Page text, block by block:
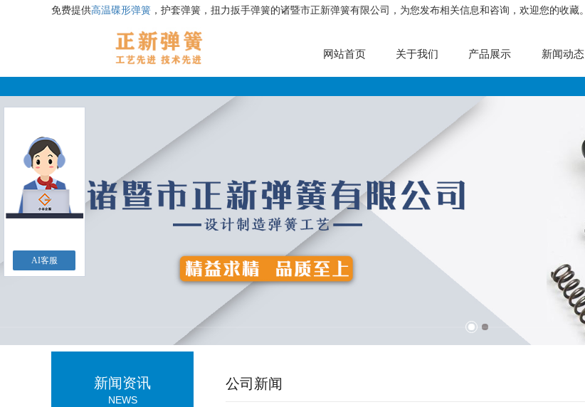
免费提供高温碟形弹簧 ，护套弹簧，扭力扳手弹簧的诸暨市正新弹簧有限公司，为您发布相关信息和咨询，欢迎您的收藏。
网站首页 关于我们 产品展示 新闻动态
新闻资讯
NEWS
公司新闻
AI客服